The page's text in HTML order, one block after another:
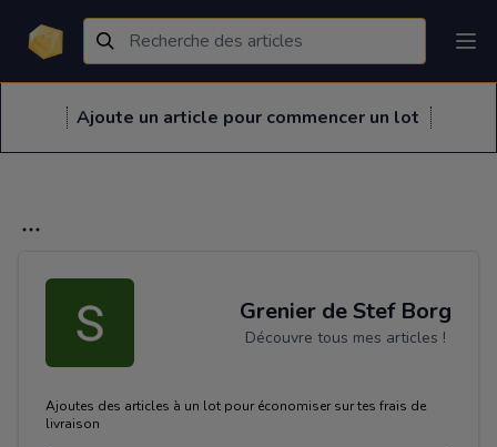
Grenier de Stef Borg
Découvre tous mes articles !
Ajoutes des articles à un lot pour économiser sur tes frais de
livraison
Ajoute un article pour commencer un lot